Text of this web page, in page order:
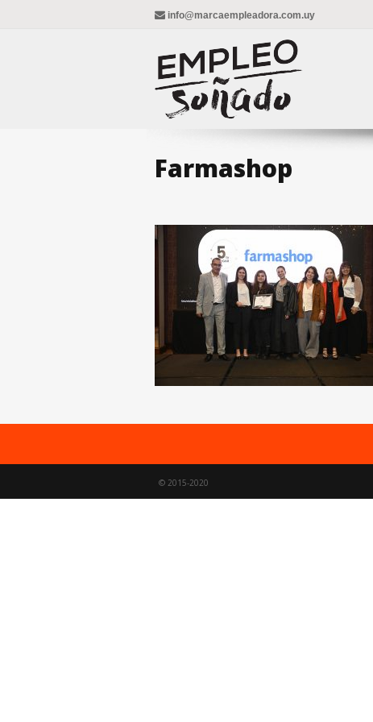
info@marcaempleadora.com.uy
Farmashop
© 2015-2020